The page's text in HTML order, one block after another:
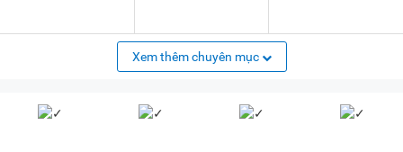
Xem thêm chuyên mục